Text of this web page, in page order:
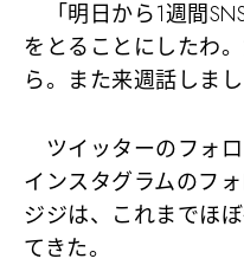
「明日から1週間
をとることにしたわ
ら。また来週話しまし
ツイッターのフォ
インスタグラムのフ
ジジは、これまでほ
てきた。